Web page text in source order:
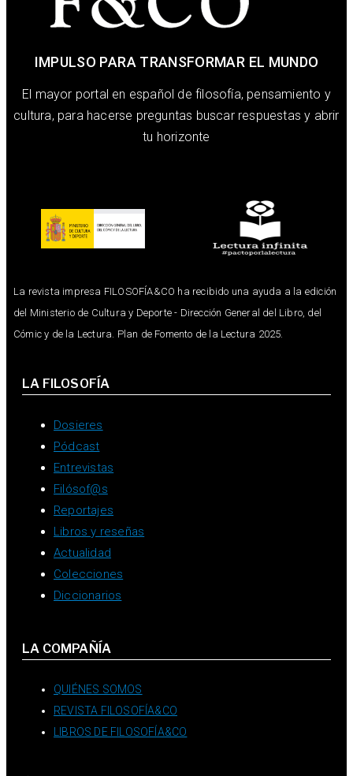
IMPULSO PARA TRANSFORMAR EL MUNDO
El mayor portal en español de filosofía, pensamiento y
cultura, para hacerse preguntas buscar respuestas y abrir
tu horizonte
La revista impresa FILOSOFÍA&CO ha recibido una ayuda a la edición
del Ministerio de Cultura y Deporte - Dirección General del Libro, del
Cómic y de la Lectura. Plan de Fomento de la Lectura 2025.
LA FILOSOFÍA
Dosieres
Pódcast
Entrevistas
Filósof@s
Reportajes
Libros y reseñas
Actualidad
Colecciones
Diccionarios
LA COMPAÑÍA
QUIÉNES SOMOS
REVISTA FILOSOFÍA&CO
LIBROS DE FILOSOFÍA&CO